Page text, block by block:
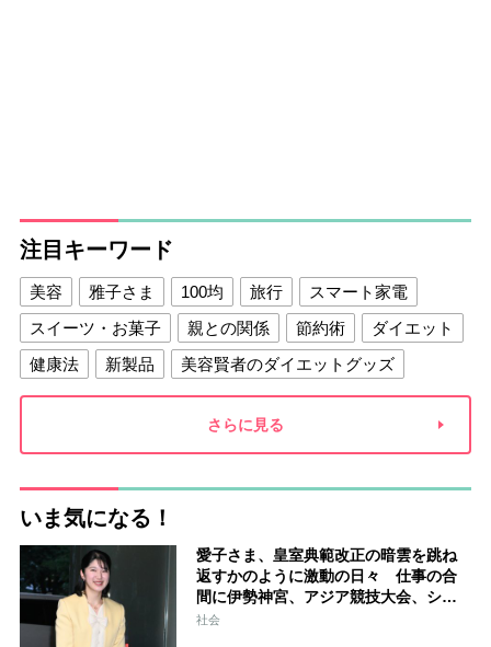
注目キーワード
美容 雅子さま 100均 旅行
スマート家電
スイーツ・お菓子
親との関係 節約術
ダイエット
健康法
新製品
美容賢者のダイエットグッズ
夫との関係
新津春子 どか食い
さらに見る
いま気になる！
愛子さま、皇室典範改正の暗雲を跳ね
返すかのように激動の日々 仕事の合
間に伊勢神宮、アジア競技大会、シン
ガポール…スケジュールはびっしり
社会